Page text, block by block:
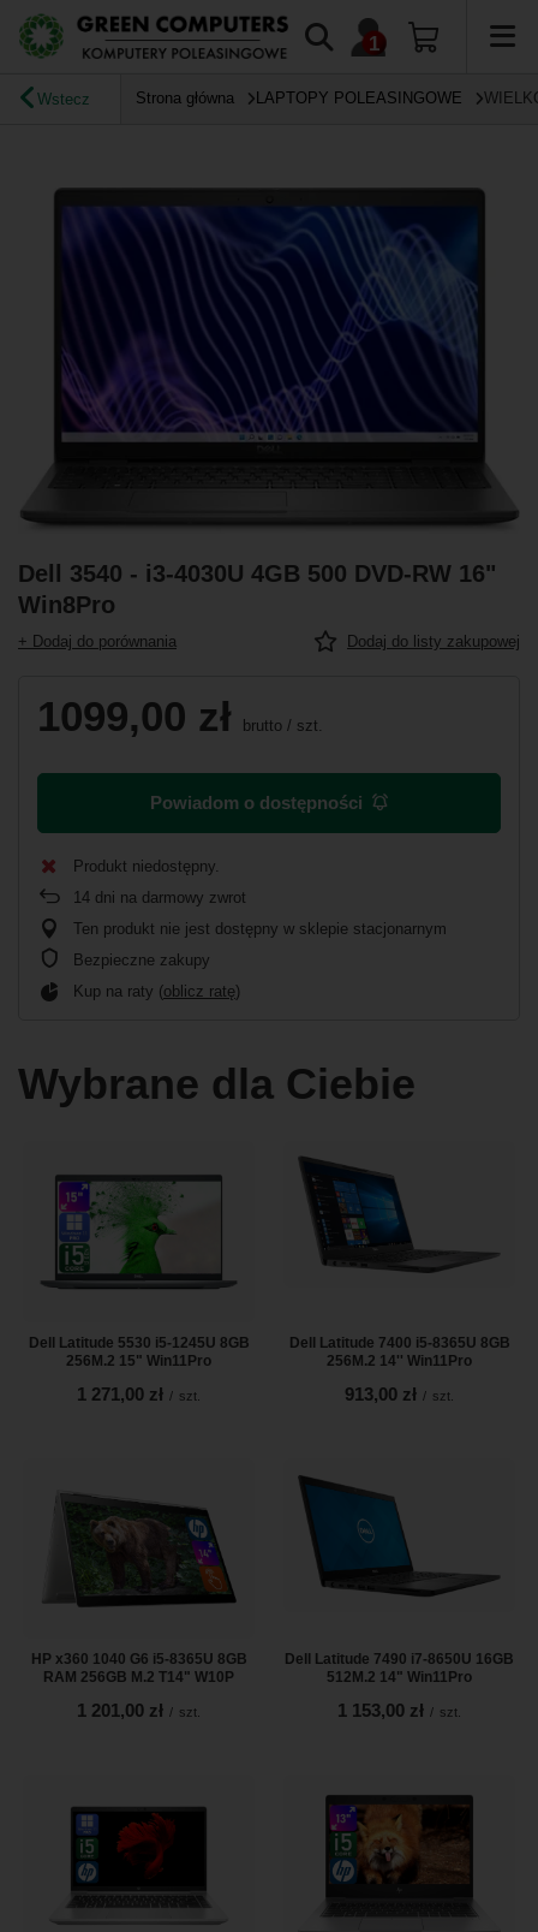
Wstecz Strona główna LAPTOPY POLEASINGOWE
Dell 3540 - i3-4030U 4GB 500 DVD-RW 16"
Win8Pro
+ Dodaj do porównania Dodaj do listy zakupowej
1099,00 zł brutto / szt.
Powiadom o dostępności
Produkt niedostępny
14 dni na darmowy zwrot
Ten produkt nie jest dostępny w sklepie stacjonarnym
Bezpieczne zakupy
Kup na raty (oblicz ratę)
Wybrane dla Ciebie
Dell Latitude 5530 i5-1245U 8GB
256M.2 15" Win11Pro
1 271,00 zł / szt.
Dell Latitude 7400 i5-8365U 8GB
256M.2 14'' Win11Pro
913,00 zł / szt.
HP x360 1040 G6 i5-8365U 8GB
RAM 256GB M.2 T14" W10P
1 201,00 zł / szt.
Dell Latitude 7490 i7-8650U 16GB
512M.2 14" Win11Pro
1 153,00 zł / szt.